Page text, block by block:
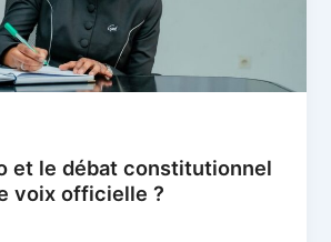
et le débat constitutionnel
voix officielle ?